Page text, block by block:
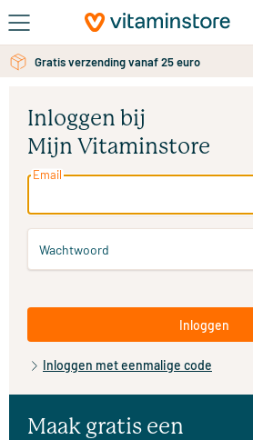
Ga naar de hoofdinhoud
Gratis verzending vanaf 25 euro
Inloggen bij
Mijn Vitaminstore
Email
Wachtwoord
Inloggen
Inloggen met eenmalige code
Maak gratis een